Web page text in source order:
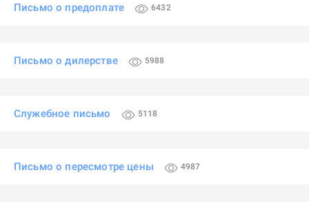
Письмо о предоплате 6432
Письмо о дилерстве 5988
Служебное письмо 5118
Письмо о пересмотре цены 4987